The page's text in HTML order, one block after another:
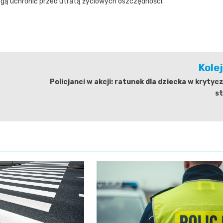
Policjanci w akcji: ratunek dla dziecka w